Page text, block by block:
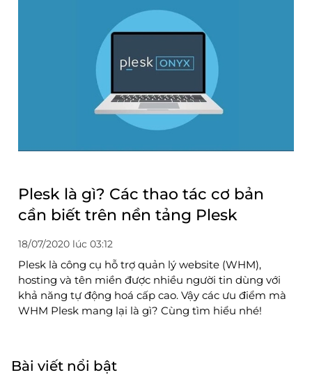
Plesk là gì? Các thao tác cơ bản
cần biết trên nền tảng Plesk
18/07/2020 lúc 03:12
Plesk là công cụ hỗ trợ quản lý website (WHM),
hosting và tên miền được nhiều người tin dùng với
khả năng tự động hoá cấp cao. Vậy các ưu điểm mà
WHM Plesk mang lại là gì? Cùng tìm hiểu nhé!
Bài viết nổi bật